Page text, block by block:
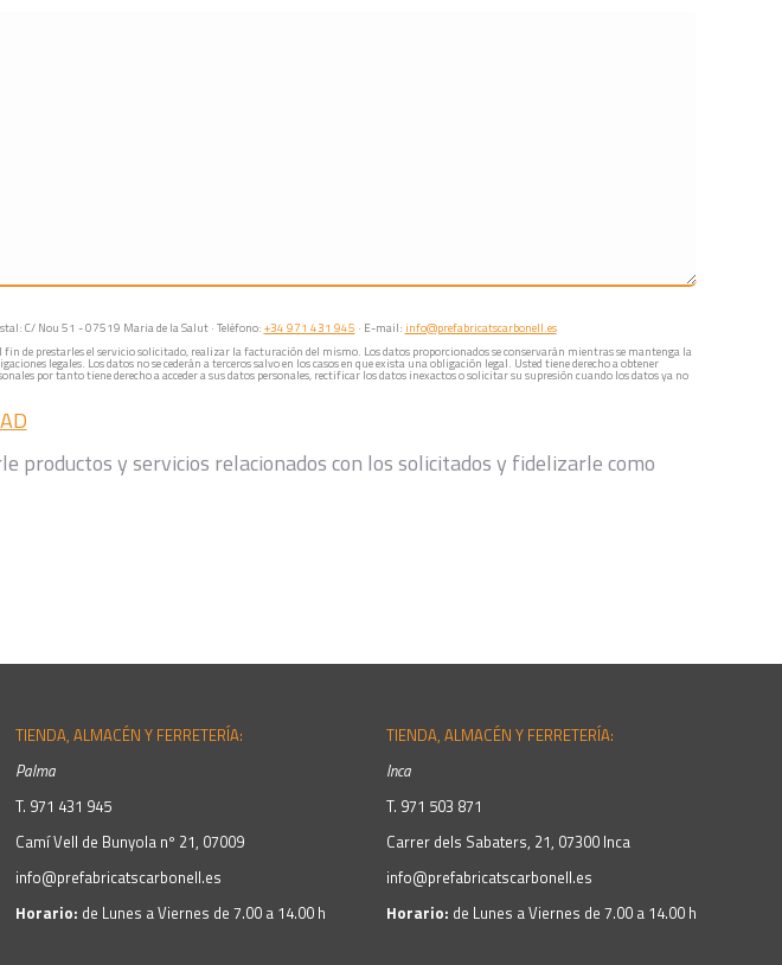
C/ Nou 51 - 07519 Maria de la Salut · Teléfono: +34 971 431 945 · E-mail: info@prefabricatscarbonell.es
de prestarles el servicio solicitado, realizar la facturación del mismo. Los datos proporcionados se conservarán mientras se mantenga la
legales. Los datos no se cederán a terceros salvo en los casos en que exista una obligación legal. Usted tiene derecho a obtener
por tanto tiene derecho a acceder a sus datos personales, rectificar los datos inexactos o solicitar su supresión cuando los datos ya no
productos y servicios relacionados con los solicitados y fidelizarle como
TIENDA, ALMACÉN Y FERRETERÍA:
Palma
T. 971 431 945
Camí Vell de Bunyola nº 21, 07009
info@prefabricatscarbonell.es
Horario: de Lunes a Viernes de 7.00 a 14.00 h
TIENDA, ALMACÉN Y FERRETERÍA:
Inca
T. 971 503 871
Carrer dels Sabaters, 21, 07300 Inca
info@prefabricatscarbonell.es
Horario: de Lunes a Viernes de 7.00 a 14.00 h